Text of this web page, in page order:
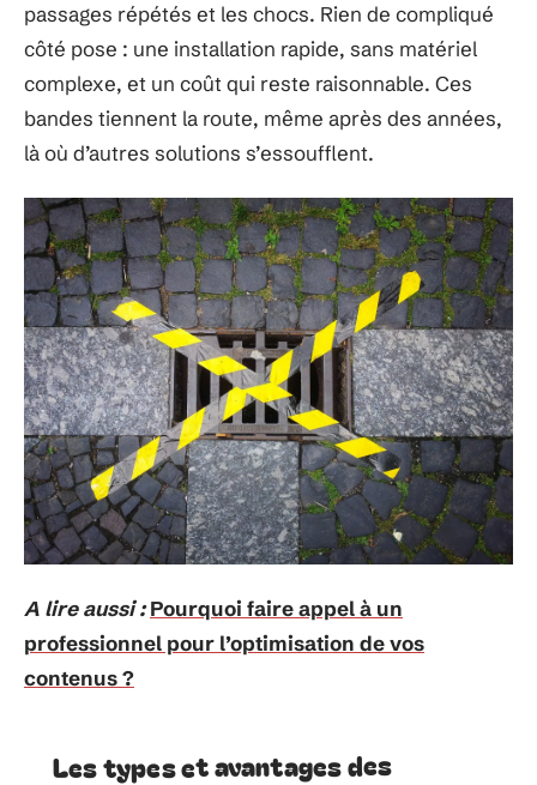
passages répétés et les chocs. Rien de compliqué
côté pose : une installation rapide, sans matériel
complexe, et un coût qui reste raisonnable. Ces
bandes tiennent la route, même après des années,
là où d’autres solutions s’essoufflent.
A lire aussi : Pourquoi faire appel à un
professionnel pour l’optimisation de vos
contenus ?
Les types et avantages des